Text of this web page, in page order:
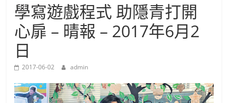
學寫遊戲程式 助隱青打開
心扉 – 晴報 – 2017年6月2
日
2017-06-02 admin